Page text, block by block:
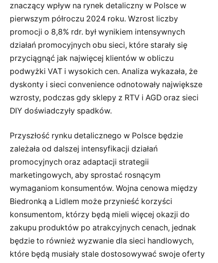
znaczący wpływ na rynek detaliczny w Polsce w
pierwszym półroczu 2024 roku. Wzrost liczby
promocji o 8,8% rdr. był wynikiem intensywnych
działań promocyjnych obu sieci, które starały się
przyciągnąć jak najwięcej klientów w obliczu
podwyżki VAT i wysokich cen. Analiza wykazała, że
dyskonty i sieci convenience odnotowały największe
wzrosty, podczas gdy sklepy z RTV i AGD oraz sieci
DIY doświadczyły spadków.
Przyszłość rynku detalicznego w Polsce będzie
zależała od dalszej intensyfikacji działań
promocyjnych oraz adaptacji strategii
marketingowych, aby sprostać rosnącym
wymaganiom konsumentów. Wojna cenowa między
Biedronką a Lidlem może przynieść korzyści
konsumentom, którzy będą mieli więcej okazji do
zakupu produktów po atrakcyjnych cenach, jednak
będzie to również wyzwanie dla sieci handlowych,
które będą musiały stale dostosowywać swoje oferty